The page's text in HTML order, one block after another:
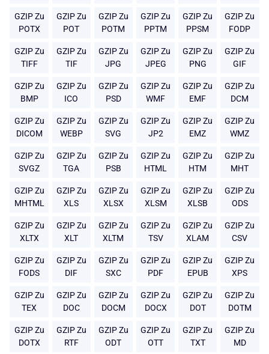
GZIP Zu
POTX
GZIP Zu
POT
GZIP Zu
POTM
GZIP Zu
PPTM
GZIP Zu
PPSM
GZIP Zu
FODP
GZIP Zu
TIFF
GZIP Zu
TIF
GZIP Zu
JPG
GZIP Zu
JPEG
GZIP Zu
PNG
GZIP Zu
GIF
GZIP Zu
BMP
GZIP Zu
ICO
GZIP Zu
PSD
GZIP Zu
WMF
GZIP Zu
EMF
GZIP Zu
DCM
GZIP Zu
DICOM
GZIP Zu
WEBP
GZIP Zu
SVG
GZIP Zu
JP2
GZIP Zu
EMZ
GZIP Zu
WMZ
GZIP Zu
SVGZ
GZIP Zu
TGA
GZIP Zu
PSB
GZIP Zu
HTML
GZIP Zu
HTM
GZIP Zu
MHT
GZIP Zu
MHTML
GZIP Zu
XLS
GZIP Zu
XLSX
GZIP Zu
XLSM
GZIP Zu
XLSB
GZIP Zu
ODS
GZIP Zu
XLTX
GZIP Zu
XLT
GZIP Zu
XLTM
GZIP Zu
TSV
GZIP Zu
XLAM
GZIP Zu
CSV
GZIP Zu
FODS
GZIP Zu
DIF
GZIP Zu
SXC
GZIP Zu
PDF
GZIP Zu
EPUB
GZIP Zu
XPS
GZIP Zu
TEX
GZIP Zu
DOC
GZIP Zu
DOCM
GZIP Zu
DOCX
GZIP Zu
DOT
GZIP Zu
DOTM
GZIP Zu
DOTX
GZIP Zu
RTF
GZIP Zu
ODT
GZIP Zu
OTT
GZIP Zu
TXT
GZIP Zu
MD